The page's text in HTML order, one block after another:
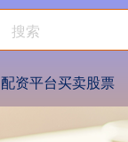
配资平台买卖股票